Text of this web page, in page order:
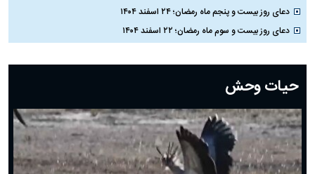
دعای روز بیست و پنجم ماه رمضان؛ ۲۴ اسفند ۱۴۰۴
دعای روز بیست و سوم ماه رمضان؛ ۲۲ اسفند ۱۴۰۴
دعای روز بیستم ماه رمضان؛ ۱۹ اسفند ۱۴۰۴
دعای روز هشتم ماه مبارک رمضان؛ ۷ اسفند ماه ۱۴۰۴
دعای روز هفتم ماه رمضان؛ ۶ اسفند ۱۴۰۴
دعای روز ششم ماه رمضان؛ ۵ اسفند ۱۴۰۴
دعای روز پنجم ماه رمضان؛ ۴ اسفند ۱۴۰۴
دعای روز چهارم ماه مبارک رمضان؛ ۳ اسفند ۱۴۰۴
حیات وحش